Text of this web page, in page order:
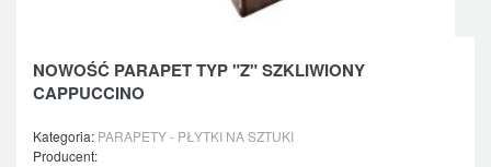
NOWOŚĆ PARAPET TYP "Z" SZKLIWIONY
CAPPUCCINO
Kategoria: PARAPETY - PŁYTKI NA SZTUKI
Producent: